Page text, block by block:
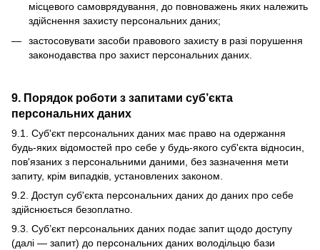
місцевого самоврядування, до повноважень яких належить
здійснення захисту персональних даних;
застосовувати засоби правового захисту в разі порушення
законодавства про захист персональних даних.
9. Порядок роботи з запитами суб’єкта
персональних даних
9.1. Суб'єкт персональних даних має право на одержання
будь-яких відомостей про себе у будь-якого суб'єкта відносин,
пов'язаних з персональними даними, без зазначення мети
запиту, крім випадків, установлених законом.
9.2. Доступ суб'єкта персональних даних до даних про себе
здійснюється безоплатно.
9.3. Суб’єкт персональних даних подає запит щодо доступу
(далі — запит) до персональних даних володільцю бази